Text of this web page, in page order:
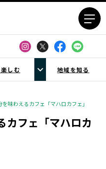
青森エリア
山形エリア
茨城エリア
しむ 地域を知る
を味わえるカフェ「マハロカフェ」
カフェ「マハロカ